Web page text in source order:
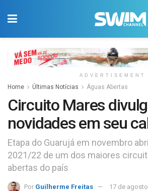
ADVERTISEMENT
Home Últimas Notícias Águas Abertas
Circuito Mares
novidades em seu
Etapa do Guarujá em novembro
2021/22 de um dos maiores
abertas do país
Por Guilherme Freitas 17 de